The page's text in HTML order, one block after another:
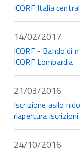
ICQRFItalia
14/02/2017
ICQRF- Bando di
ICQRFLombardia
21/03/2016
Iscrizione asilo nido
riapertura
24/10/2016